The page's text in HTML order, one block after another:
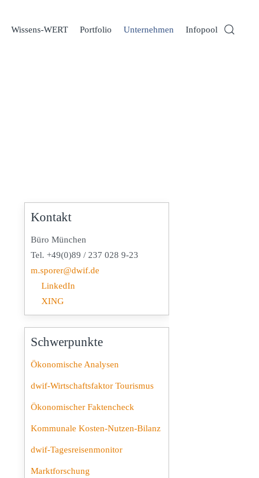
Wissens-WERT Portfolio Unternehmen Infopool
Kontakt
Büro München
Tel. +49(0)89 / 237 028 9-23
m.sporer@dwif.de
LinkedIn
XING
Schwerpunkte
Ökonomische Analysen
dwif-Wirtschaftsfaktor Tourismus
Ökonomischer Faktencheck
Kommunale Kosten-Nutzen-Bilanz
dwif-Tagesreisenmonitor
Marktforschung